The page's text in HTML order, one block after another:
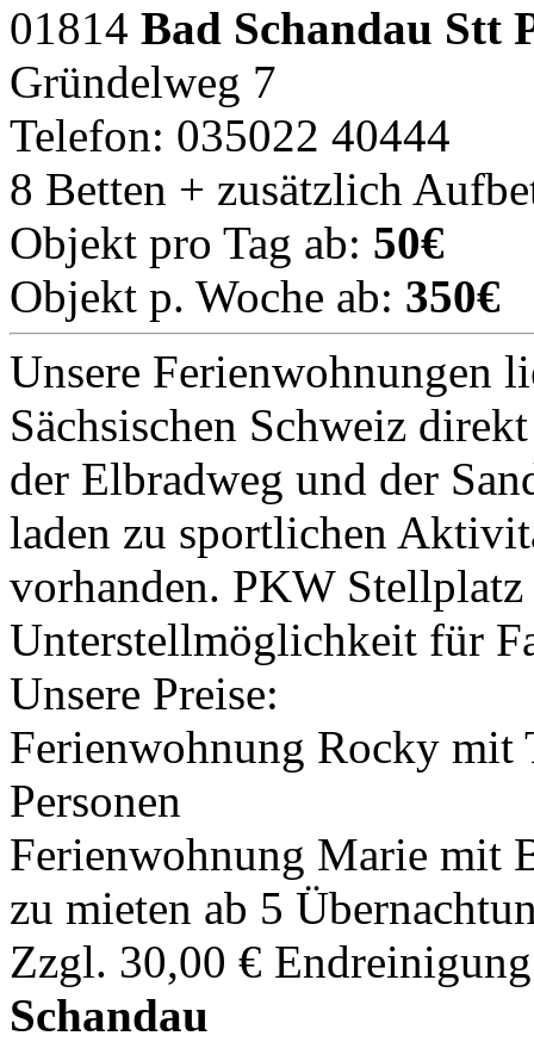
01814 Bad Schandau Stt
Gründelweg 7
Telefon: 035022 40444
8 Betten + zusätzlich
Objekt pro Tag ab: 50€
Objekt p. Woche ab: 350€
Unsere Ferienwohnungen
Sächsischen Schweiz
der Elbradweg und der
laden zu sportlichen
vorhanden. PKW
Unterstellmöglichkeit für
Unsere Preise:
Ferienwohnung Rocky mit
Personen
Ferienwohnung Marie mit
zu mieten ab 5
Zzgl. 30,00 €
Schandau